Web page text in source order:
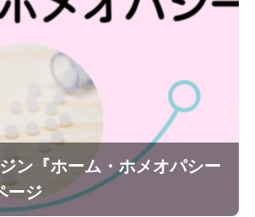
ン『ホーム・ホメオパシー
ージ